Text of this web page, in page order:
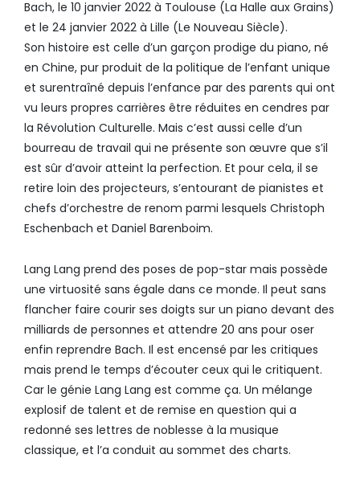
Bach, le 10 janvier 2022 à Toulouse (La Halle aux Grains)
et le 24 janvier 2022 à Lille (Le Nouveau Siècle).
Son histoire est celle d’un garçon prodige du piano, né
en Chine, pur produit de la politique de l’enfant unique
et surentraîné depuis l’enfance par des parents qui ont
vu leurs propres carrières être réduites en cendres par
la Révolution Culturelle. Mais c’est aussi celle d’un
bourreau de travail qui ne présente son œuvre que s’il
est sûr d’avoir atteint la perfection. Et pour cela, il se
retire loin des projecteurs, s’entourant de pianistes et
chefs d’orchestre de renom parmi lesquels Christoph
Eschenbach et Daniel Barenboim.
Lang Lang prend des poses de pop-star mais possède
une virtuosité sans égale dans ce monde. Il peut sans
flancher faire courir ses doigts sur un piano devant des
milliards de personnes et attendre 20 ans pour oser
enfin reprendre Bach. Il est encensé par les critiques
mais prend le temps d’écouter ceux qui le critiquent.
Car le génie Lang Lang est comme ça. Un mélange
explosif de talent et de remise en question qui a
redonné ses lettres de noblesse à la musique
classique, et l’a conduit au sommet des charts.